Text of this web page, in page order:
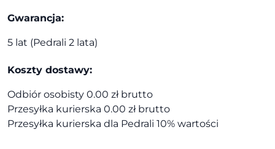
Gwarancja:
5 lat (Pedrali 2 lata)
Koszty dostawy:
Odbiór osobisty 0.00 zł brutto
Przesyłka kurierska 0.00 zł brutto
Przesyłka kurierska dla Pedrali 10% wartości